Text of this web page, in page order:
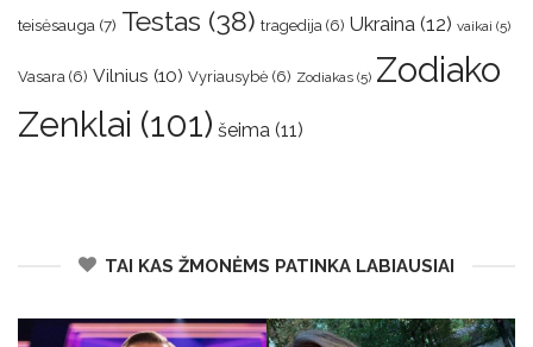
teisėsauga (7) Testas (38) tragedija (6) Ukraina (12) vaikai (5)
Vasara (6) Vilnius (10) Vyriausybė (6) Zodiakas (5) Zodiako
Zenklai (101) šeima (11)
TAI KAS ŽMONĖMS PATINKA LABIAUSIAI